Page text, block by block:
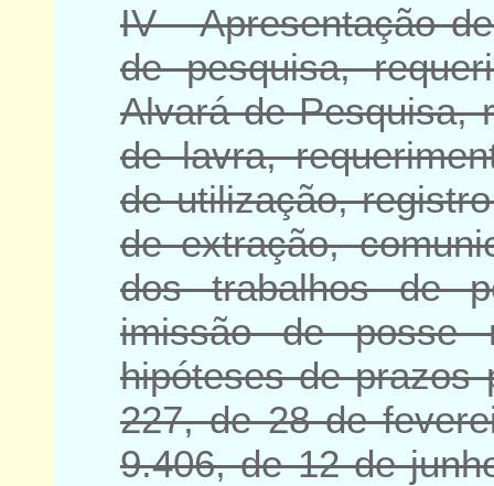
IV - Apresentação
de pesquisa,
Alvará de Pesquisa,
de lavra,
de utilização,
de extração,
dos trabalhos de
imissão de posse
hipóteses de
227, de 28 de
9.406, de 12 de